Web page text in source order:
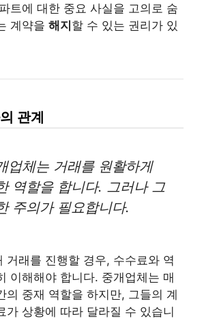
트에 대한 중요 사실을 고의로 숨
계약을 해지할 수 있는 권리가 있
관계
업체는 거래를 원활하게
역할을 합니다. 그러나 그
주의가 필요합니다.
거래를 진행할 경우, 수수료와 역
이해해야 합니다. 중개업체는 매
의 중재 역할을 하지만, 그들의 계
가 상황에 따라 달라질 수 있습니